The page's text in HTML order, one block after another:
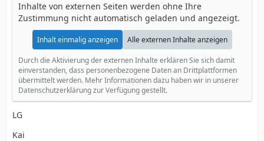
Inhalte von externen Seiten werden ohne Ihre
Zustimmung nicht automatisch geladen und angezeigt.
Inhalt einmalig anzeigen Alle externen Inhalte anzeigen
Durch die Aktivierung der externen Inhalte erklären Sie sich damit
einverstanden, dass personenbezogene Daten an Drittplattformen
übermittelt werden. Mehr Informationen dazu haben wir in unserer
Datenschutzerklärung zur Verfügung gestellt.
LG
Kai